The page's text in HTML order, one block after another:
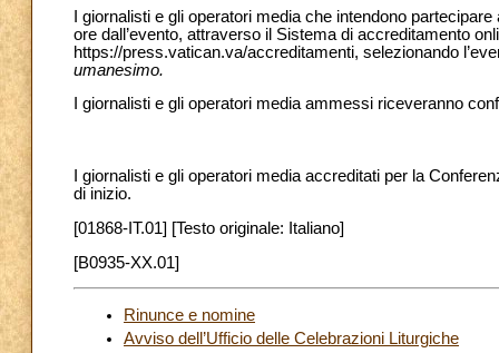
I giornalisti e gli operatori media che intendono
ore dall’evento, attraverso il Sistema di accreditamento
https://press.vatican.va/accreditamenti, selezionando
umanesimo.
I giornalisti e gli operatori media ammessi riceveranno
I giornalisti e gli operatori media accreditati per la
di inizio.
[01868-IT.01] [Testo originale: Italiano]
[B0935-XX.01]
Rinunce e nomine
Avviso dell’Ufficio delle Celebrazioni Liturgiche